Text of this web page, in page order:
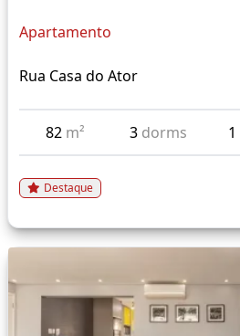
Apartamento
Rua Casa do Ator
82 m² 3 dorms 1
Destaque